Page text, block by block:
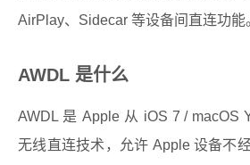
AirPlay、Sidecar 等设备间直连功能
AWDL 是什么
AWDL 是 Apple 从 iOS 7 / macOS
无线直连技术，允许 Apple 设备不